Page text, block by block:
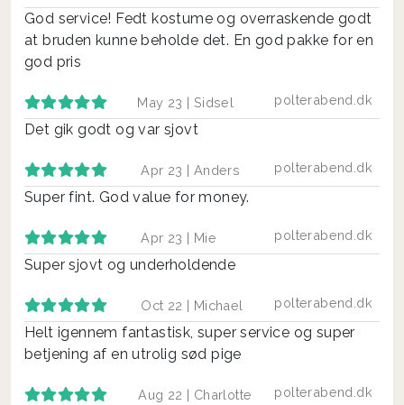
God service! Fedt kostume og overraskende godt
at bruden kunne beholde det. En god pakke for en
god pris
polterabend.dk
May 23 | Sidsel
Det gik godt og var sjovt
polterabend.dk
Apr 23 | Anders
Super fint. God value for money.
polterabend.dk
Apr 23 | Mie
Super sjovt og underholdende
polterabend.dk
Oct 22 | Michael
Helt igennem fantastisk, super service og super
betjening af en utrolig sød pige
polterabend.dk
Aug 22 | Charlotte